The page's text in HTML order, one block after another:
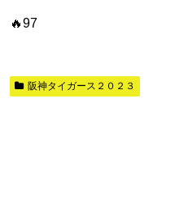
🔥97
阪神タイガース２０２３